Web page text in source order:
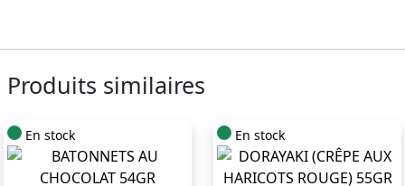
Produits similaires
En stock En stock